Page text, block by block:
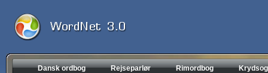
Dansk ordbog Rejseparlør Rimordbog